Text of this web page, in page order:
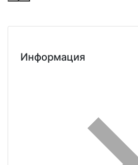
Информация